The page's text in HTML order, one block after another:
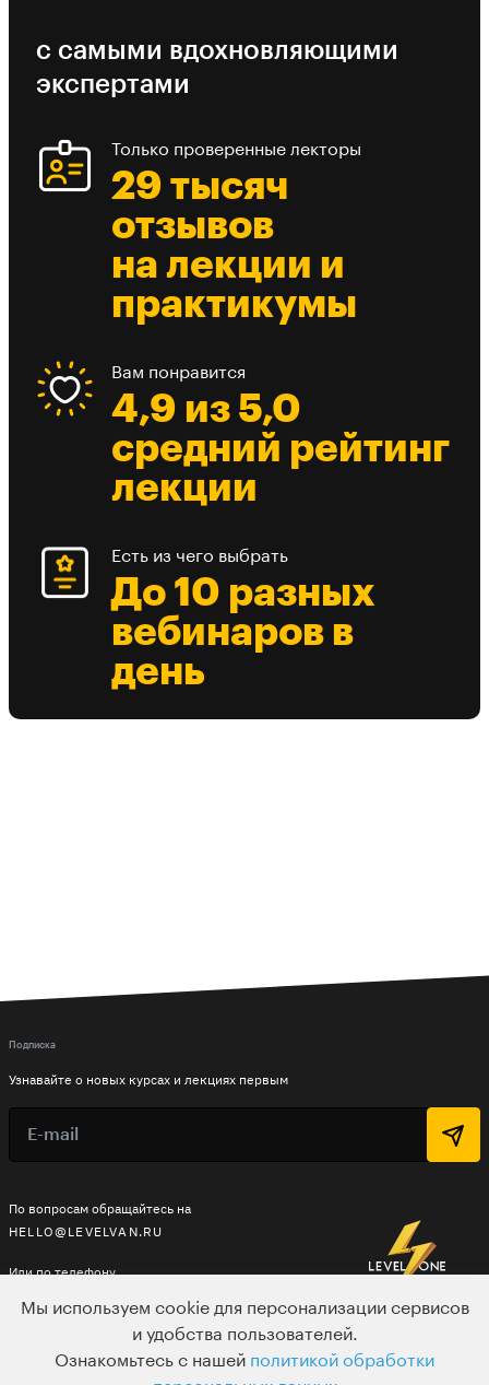
с самыми вдохновляющими
экспертами
Только проверенные лекторы
29 тысяч
отзывов
на лекции и
практикумы
Вам понравится
4,9 из 5,0
средний рейтинг
лекции
Есть из чего выбрать
До 10 разных
вебинаров в
день
По вопросам обращайтесь на
HELLO@LEVELVAN.RU
Или по телефону
LEVEL ONE
Подписка
Узнавайте о новых курсах и лекциях первым
Мы используем cookie для персонализации сервисов
и удобства пользователей.
Ознакомьтесь с нашей политикой обработки